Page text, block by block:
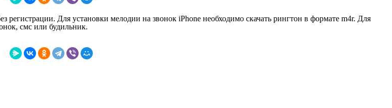
регистрации. Для установки мелодии на звонок iPhone необходимо скачать рингтон в формате m4r. Для
смс или будильник.